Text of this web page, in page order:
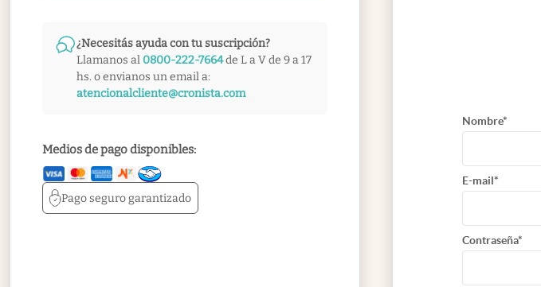
¿Necesitás ayuda con tu suscripción?
Llamanos al 0800-222-7664de L a V de 9 a 17
hs. o envianos un email a:
atencionalcliente@cronista.com
Medios de pago disponibles:
Pago segurogarantizado
Nombre*
E-mail*
Contraseña*